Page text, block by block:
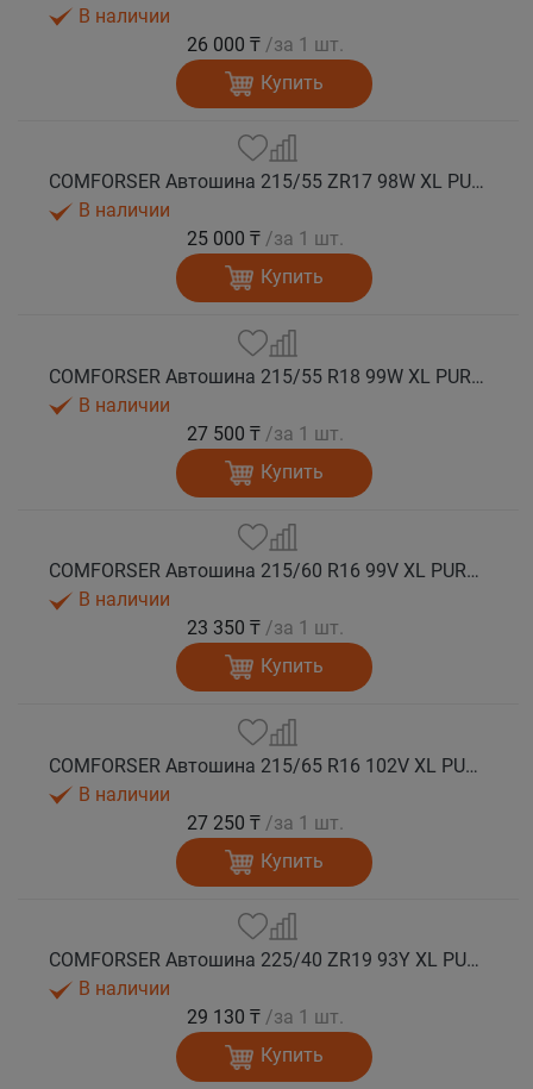
В наличии
26 000 ₸ /за 1 шт.
Купить
COMFORSER Автошина 215/55 ZR17 98W XL PURESPEED лето
В наличии
25 000 ₸ /за 1 шт.
Купить
COMFORSER Автошина 215/55 R18 99W XL PURESPEED лето
В наличии
27 500 ₸ /за 1 шт.
Купить
COMFORSER Автошина 215/60 R16 99V XL PURESPEED лето
В наличии
23 350 ₸ /за 1 шт.
Купить
COMFORSER Автошина 215/65 R16 102V XL PURESPEED лето
В наличии
27 250 ₸ /за 1 шт.
Купить
COMFORSER Автошина 225/40 ZR19 93Y XL PURESPEED лето
В наличии
29 130 ₸ /за 1 шт.
Купить